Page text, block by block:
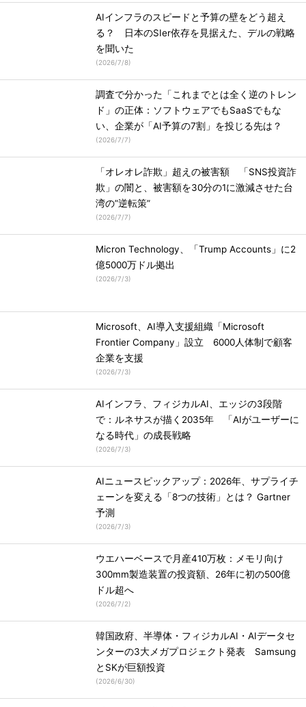
AIインフラのスピードと予算の壁をどう超え
る？ 日本のSIer依存を見据えた、デルの戦略
を聞いた
(2026/7/8)
調査で分かった「これまでとは全く逆のトレン
ド」の正体：ソフトウェアでもSaaSでもな
い、企業が「AI予算の7割」を投じる先は？
(2026/7/7)
「オレオレ詐欺」超えの被害額 「SNS投資詐
欺」の闇と、被害額を30分の1に激減させた台
湾の”逆転策”
(2026/7/7)
Micron Technology、「Trump Accounts」に2
億5000万ドル拠出
(2026/7/3)
Microsoft、AI導入支援組織「Microsoft
Frontier Company」設立 6000人体制で顧客
企業を支援
(2026/7/3)
AIインフラ、フィジカルAI、エッジの3段階
で：ルネサスが描く2035年 「AIがユーザーに
なる時代」の成長戦略
(2026/7/3)
AIニュースピックアップ：2026年、サプライチ
ェーンを変える「8つの技術」とは？ Gartner
予測
(2026/7/3)
ウエハーベースで月産410万枚：メモリ向け
300mm製造装置の投資額、26年に初の500億
ドル超へ
(2026/7/2)
韓国政府、半導体・フィジカルAI・AIデータセ
ンターの3大メガプロジェクト発表 Samsung
とSKが巨額投資
(2026/6/30)